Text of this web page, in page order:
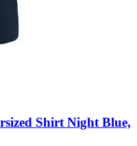
Shirt Night Blue,